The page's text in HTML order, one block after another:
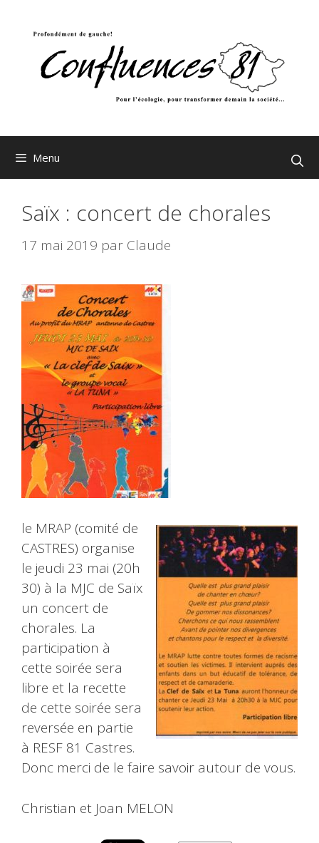
Menu
Saïx : concert de chorales
17 mai 2019 par Claude
le MRAP (comité de
CASTRES) organise
le jeudi 23 mai (20h
30) à la MJC de Saïx‌
un concert de
chorales. La
participation à
cette soirée sera
libre et la recette
de cette soirée sera
reversée en partie
à RESF 81 Castres.
Donc merci de le faire savoir autour de vous.
Christian et Joan MELON